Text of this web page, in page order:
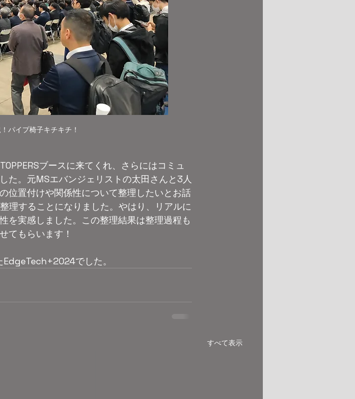
パイプ椅子キチキチ！
ブースに来てくれ、さらにはコミュ
た。元MSエバンジェリストの太田さんと3人
位置付けや関係性について整理したいとお話
理することになりました。やはり、リアルに
を実感しました。この整理結果は整理過程も
てもらいます！
でした。
すべて表示